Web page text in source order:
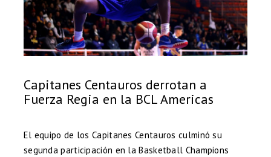
Capitanes Centauros derrotan a
Fuerza Regia en la BCL Americas
El equipo de los Capitanes Centauros culminó su
segunda participación en la Basketball Champions